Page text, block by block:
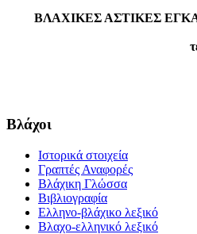
ΒΛΑΧΙΚΕΣ ΑΣΤΙΚΕΣ
Βλάχοι
Ιστορικά στοιχεία
Γραπτές Αναφορές
Βλάχικη Γλώσσα
Βιβλιογραφία
Ελληνο-βλάχικο λεξικό
Βλαχο-ελληνικό λεξικό